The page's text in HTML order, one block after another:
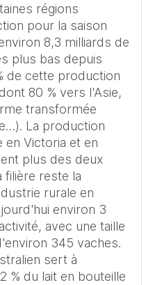
régions
pour la saison
8,3 milliards de
plus bas depuis
de cette production
80 % vers l'Asie,
transformée
La production
en Victoria et en
plus des deux
filière reste la
rurale en
environ 3
avec une taille
345 vaches.
sert à
% du lait en bouteille